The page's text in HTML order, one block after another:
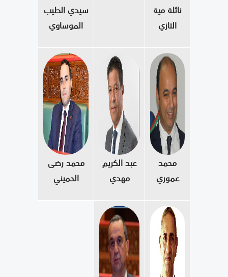
نائلة مية
التازي
سيدي الطيب
الموساوي
محمد
عموري
عبد الكريم
مهدي
محمد رضى
الحميني